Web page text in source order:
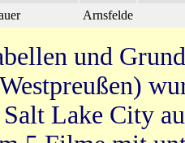
Arnsfelde
und
Lake City